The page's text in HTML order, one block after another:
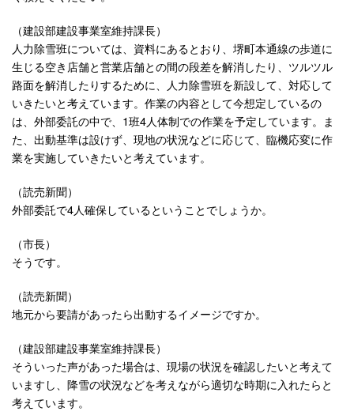
（建設部建設事業室維持課長）
人力除雪班については、資料にあるとおり、堺町本通線の歩道に
生じる空き店舗と営業店舗との間の段差を解消したり、ツルツル
路面を解消したりするために、人力除雪班を新設して、対応して
いきたいと考えています。作業の内容として今想定しているの
は、外部委託の中で、1班4人体制での作業を予定しています。ま
た、出動基準は設けず、現地の状況などに応じて、臨機応変に作
業を実施していきたいと考えています。
（読売新聞）
外部委託で4人確保しているということでしょうか。
（市長）
そうです。
（読売新聞）
地元から要請があったら出動するイメージですか。
（建設部建設事業室維持課長）
そういった声があった場合は、現場の状況を確認したいと考えて
いますし、降雪の状況などを考えながら適切な時期に入れたらと
考えています。